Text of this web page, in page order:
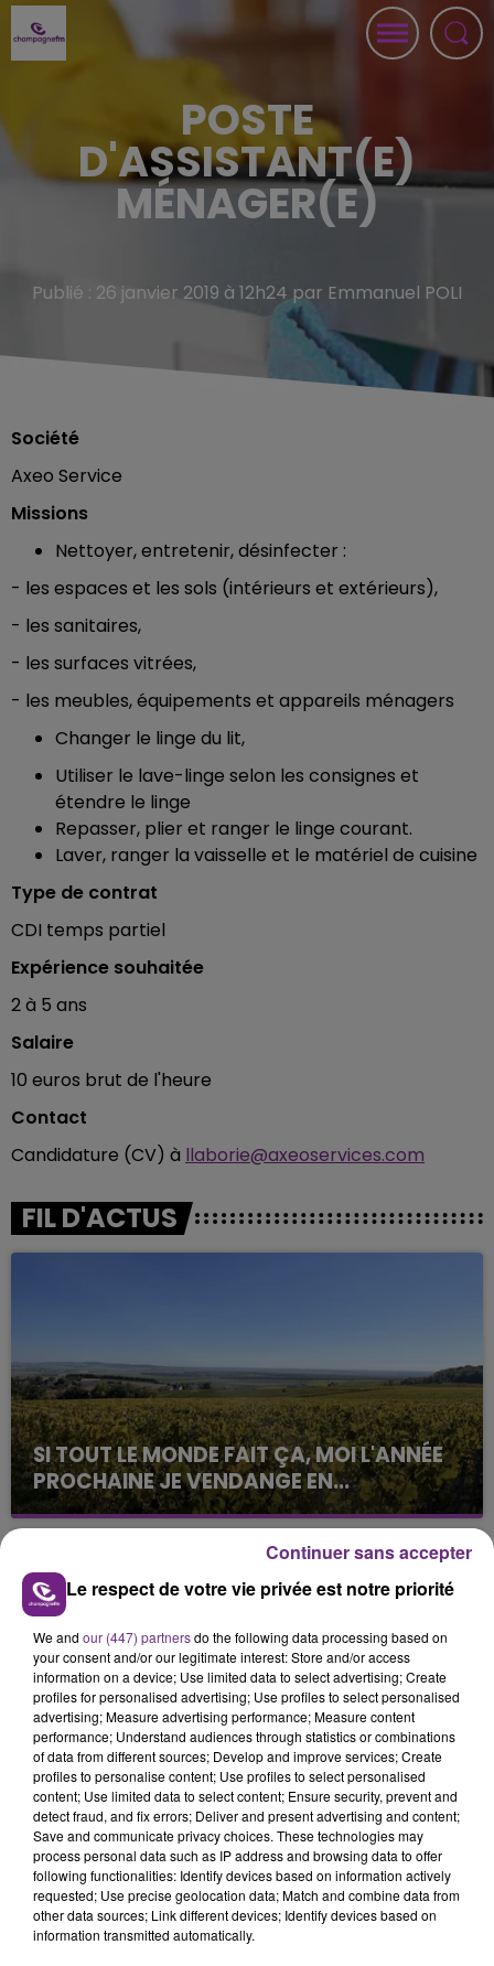
POSTE
D'ASSISTANT(E)
MÉNAGER(E)
Publié : 26 janvier 2019 à 12h24 par Emmanuel POLI
Société
Axeo Service
Missions
Nettoyer, entretenir, désinfecter :
- les espaces et les sols (intérieurs et extérieurs),
- les sanitaires,
- les surfaces vitrées,
- les meubles, équipements et appareils ménagers
Changer le linge du lit,
Utiliser le lave-linge selon les consignes et
étendre le linge
Repasser, plier et ranger le linge courant.
Laver, ranger la vaisselle et le matériel de cuisine
Type de contrat
CDI temps partiel
Expérience souhaitée
2 à 5 ans
Salaire
10 euros brut de l'heure
Contact
Candidature (CV) à llaborie@axeoservices.com
FIL D'ACTUS
SI TOUT LE MONDE FAIT ÇA, MOI L'ANNÉE
PROCHAINE JE VENDANGE EN...
La vendange en Champagne a débuté ce jeudi 6
août dans la commune de Montgueux (Aube). Du
L'INSPECTION DU TRAVAIL RAPPELLE À
L'ORDRE SUR LES CONDITIONS DE...
Alors que les dates de début des vendange 2026
s'est avéré être plus précoce que prévu,
l'inspection du Travail en profite pour rappeler
les conditions de...
TITRES DIFFUSÉS
8h35
8h35 8h32
8h32
Le respect de votre vie privée est notre priorité
We and our (447) partnersdo the following data processing based on
your consent and/or our legitimate interest: Store and/or access
information on a device; Use limited data to select advertising; Create
profiles for personalised advertising; Use profiles to select personalised
advertising; Measure advertising performance; Measure content
performance; Understand audiences through statistics or combinations
of data from different sources; Develop and improve services; Create
profiles to personalise content; Use profiles to select personalised
content; Use limited data to select content; Ensure security, prevent and
detect fraud, and fix errors; Deliver and present advertising and content;
Save and communicate privacy choices. These technologies may
process personal data such as IP address and browsing data to offer
following functionalities: Identify devices based on information actively
requested; Use precise geolocation data; Match and combine data from
other data sources; Link different devices; Identify devices based on
information transmitted automatically.
Continuer sans accepter